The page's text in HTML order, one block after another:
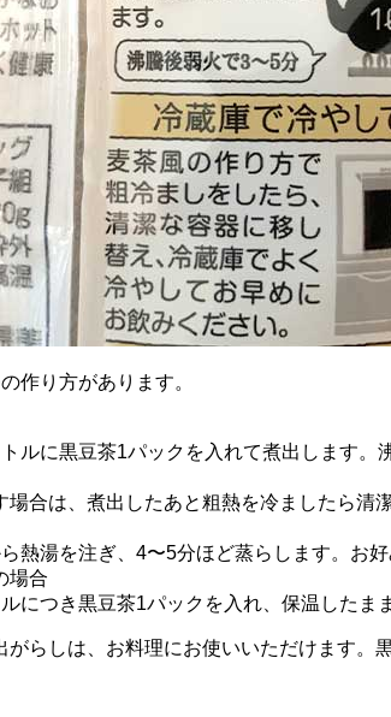
作り方があります。
ルに黒豆茶1パックを入れて煮出します
場合は、煮出したあと粗熱を冷ましたら清
熱湯を注ぎ、4〜5分ほど蒸らします。お
場合
につき黒豆茶1パックを入れ、保温したま
がらしは、お料理にお使いいただけます。